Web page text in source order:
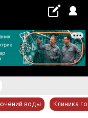
°С
воды Клиника